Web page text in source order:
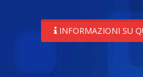
INFORMAZIONI SU